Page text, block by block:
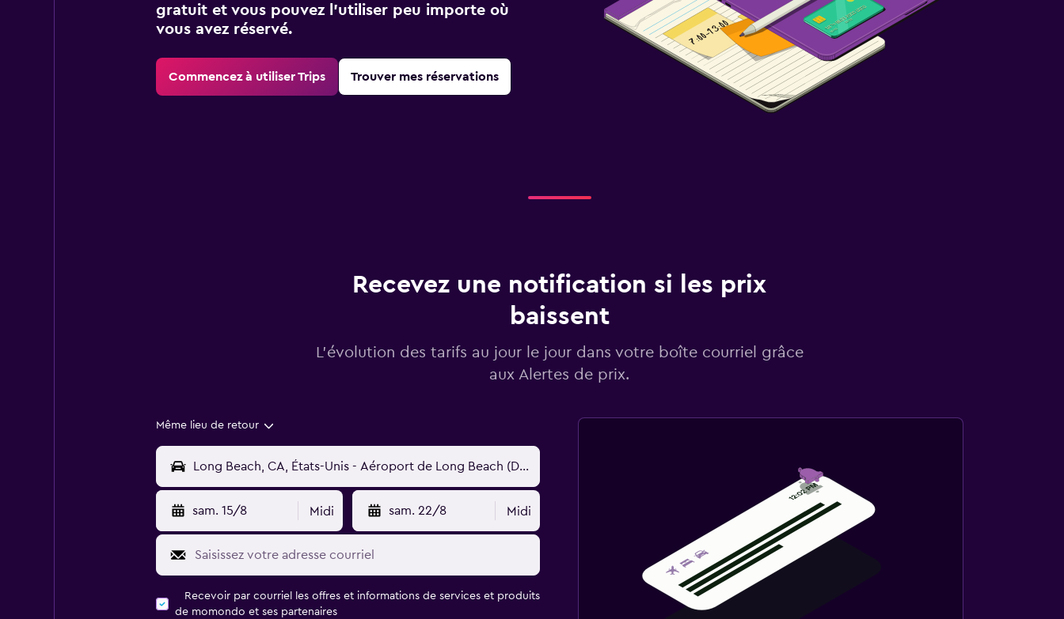
gratuit et vous pouvez l’utiliser peu importe où
vous avez réservé.
Commencez à utiliser Trips Trouver mes réservations
Recevez une notification si les prix
baissent
L’évolution des tarifs au jour le jour dans votre boîte courriel grâce
aux Alertes de prix.
Même lieu de retour
sam. 15/8 Midi sam. 22/8 Midi
Recevoir par courriel les offres et informations de services et produits
de momondo et ses partenaires